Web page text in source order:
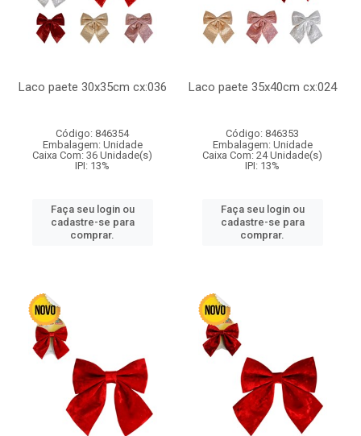
Laco paete 30x35cm cx:036
Código: 846354
Embalagem: Unidade
Caixa Com: 36 Unidade(s)
IPI: 13%
Faça seu login ou
cadastre-se para
comprar.
Laco paete 35x40cm cx:024
Código: 846353
Embalagem: Unidade
Caixa Com: 24 Unidade(s)
IPI: 13%
Faça seu login ou
cadastre-se para
comprar.